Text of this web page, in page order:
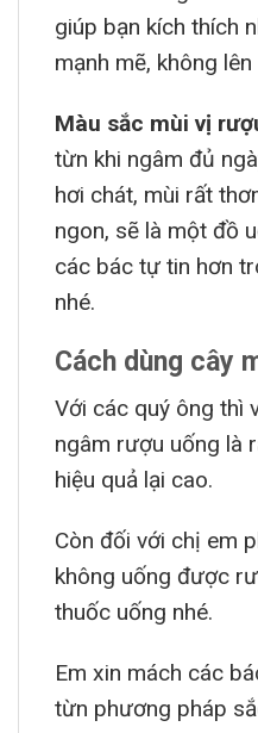
giúp bạn kích thích
mạnh mẽ, không
Màu sắc mùi vị
từn khi ngâm đủ
hơi chát, mùi rất
ngon, sẽ là một đồ
các bác tự tin hơn
nhé.
Cách dùng cây
Với các quý ông thì
ngâm rượu uống là
hiệu quả lại cao.
Còn đối với chị em
không uống được
thuốc uống nhé.
Em xin mách các
từn phương pháp